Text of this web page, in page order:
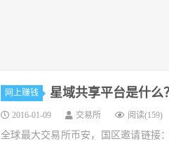
网上赚钱 星域共享平台是什么
2016-01-09 交易所 阅读(159)
全球最大交易所币安，国区邀请链接：